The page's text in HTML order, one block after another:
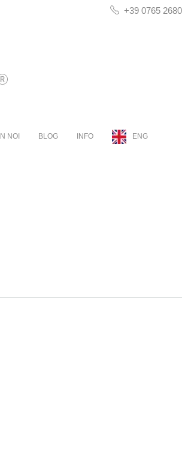
+39 0765
NOI BLOG INFO ENG